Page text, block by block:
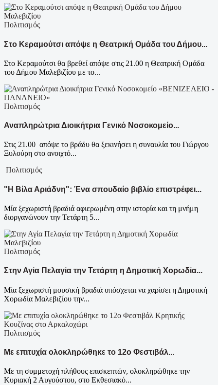
Πολιτισμός
Στο Κεραμούτσι απόψε η Θεατρική Ομάδα του Δήμου...
Στο Κεραμούτσι θα βρεθεί απόψε στις 21.00 η Θεατρική Ομάδα
του Δήμου Μαλεβιζίου με το...
Πολιτισμός
Αναπληρώτρια Διοικήτρια Γενικό Νοσοκομείο...
Στις 21.00 απόψε το βράδυ θα ξεκινήσει η συναυλία του Γιώργου
Ξυλούρη στο ανοιχτό...
Πολιτισμός
"Η Βίλα Αριάδνη": Ένα σπουδαίο βιβλίο επιστρέφει...
Μία ξεχωριστή βραδιά αφιερωμένη στην ιστορία και τη μνήμη
διοργανώνουν την Τετάρτη 5...
Πολιτισμός
Στην Αγία Πελαγία την Τετάρτη η Δημοτική Χορωδία...
Μία ξεχωριστή μουσική βραδιά υπόσχεται να χαρίσει η Δημοτική
Χορωδία Μαλεβιζίου την...
Πολιτισμός
Με επιτυχία ολοκληρώθηκε το 12ο Φεστιβάλ...
Με τη συμμετοχή πλήθους επισκεπτών, ολοκληρώθηκε την
Κυριακή 2 Αυγούστου, στο Εκθεσιακό...